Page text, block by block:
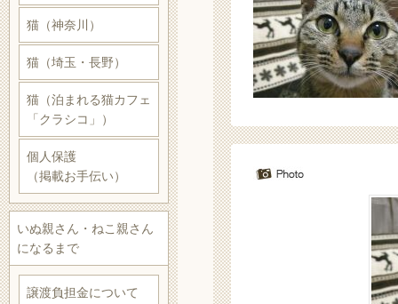
猫（神奈川）
猫（埼玉・長野）
猫（泊まれる猫カフェ
「クラシコ」）
個人保護
（掲載お手伝い）
いぬ親さん・ねこ親さん
になるまで
譲渡負担金について